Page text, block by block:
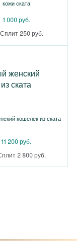
кожи ската
1 000 руб.
Сплит 250 руб.
кошелек из ската
11 200 руб.
2 800 руб.